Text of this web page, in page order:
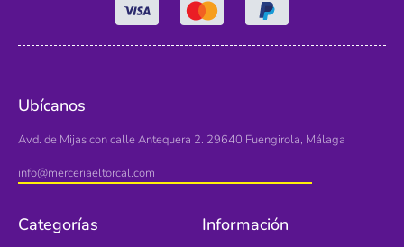
Ubícanos
Avd. de Mijas con calle Antequera 2. 29640 Fuengirola, Málaga
info@merceriaeltorcal.com
Categorías Información